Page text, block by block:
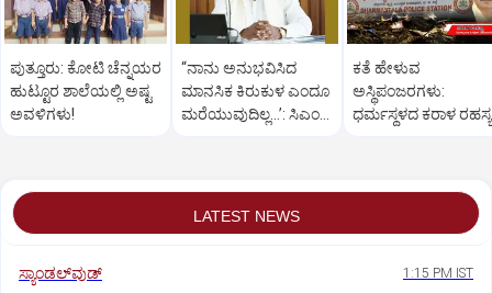
ಪುತ್ತೂರು: ಕೋಟಿ ಚೆನ್ನಯರ
ಹುಟ್ಟೂರ ಶಾಲೆಯಲ್ಲಿ ಅಷ್ಟ
ಅವಳಿಗಳು!
“ನಾನು ಅನುಭವಿಸಿದ
ಮಾನಸಿಕ ಕಿರುಕುಳ ಎಂದೂ
ಮರೆಯುವುದಿಲ್ಲ…’: ಸಿಎಂ
ಕತೆ ಹೇಳುವ
ಅಸ್ಥಿಪಂಜರಗಳು:
ಧರ್ಮಸ್ಥಳದ‌ ಕರಾಳ ರಹಸ್ಯ
LATEST NEWS
ಸ್ಯಾಂಡಲ್‌ವುಡ್‌ 1:15 PM IST